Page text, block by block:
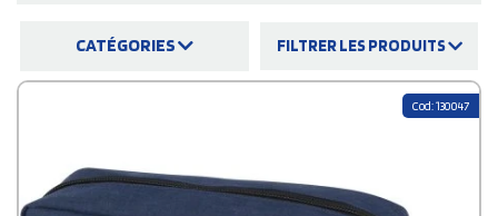
mais constantequi en fait un
support de communication
personnalisable, c’est miser sur un cadeau publicitaire utile, durable et
réellement apprécié. Contrairement à certains goodies qui finissent
être intrusif. Une manière simple et naturelle de
visibilitétout en créant un vrai lien avec votre marque.
CATÉGORIES FILTRER LES PRODUITS
Cod: 130047